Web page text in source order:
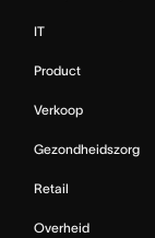
IT
Product
Verkoop
Gezondheidszorg
Retail
Overheid